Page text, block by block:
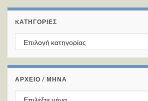
KΑΤΗΓΟΡΊΕΣ
Kατηγορίες
ΑΡΧΕΙΟ / ΜΗΝΑ
ΑΡΧΕΙΟ / ΜΗΝΑ